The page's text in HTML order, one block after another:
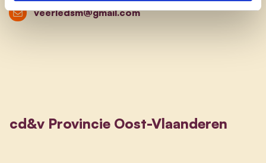
veerledsm@gmail.com
cd&v Provincie Oost-Vlaanderen